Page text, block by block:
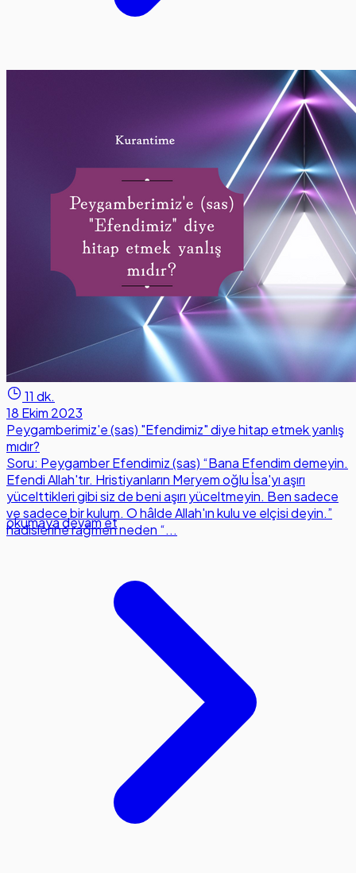
11 dk.
18 Ekim 2023
Peygamberimiz'e (sas) "Efendimiz" diye hitap etmek yanlış
mıdır?
Soru: Peygamber Efendimiz (sas) “Bana Efendim demeyin.
Efendi Allah'tır. Hristiyanların Meryem oğlu İsa'yı aşırı
yücelttikleri gibi siz de beni aşırı yüceltmeyin. Ben sadece
ve sadece bir kulum. O hâlde Allah'ın kulu ve elçisi deyin.”
hadislerine rağmen neden “...
okumaya devam et